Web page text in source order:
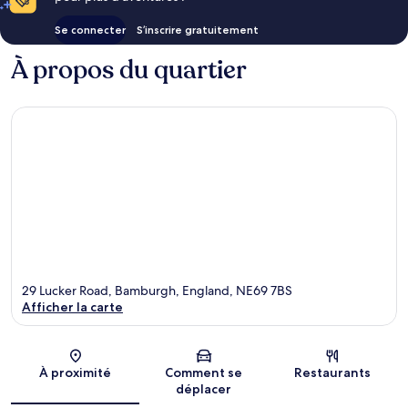
Se connecter S’inscrire gratuitement
À propos du quartier
Carte
29 Lucker Road, Bamburgh, England, NE69 7BS
Afficher la carte
À proximité
Comment se
déplacer
Restaurants